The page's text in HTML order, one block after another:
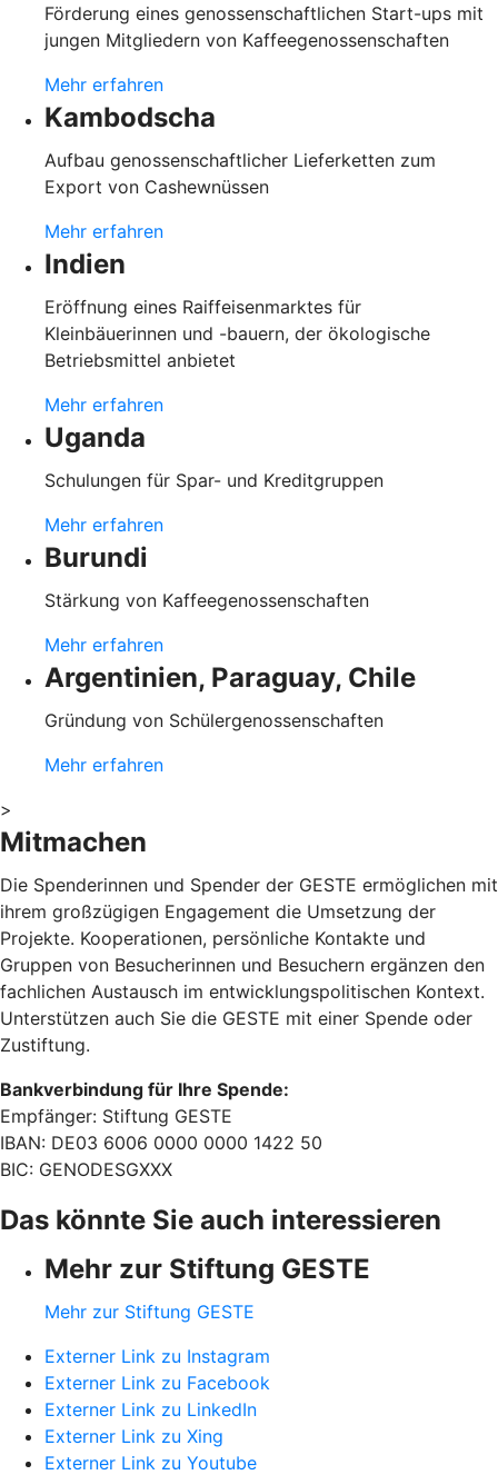
Förderung eines genossenschaftlichen Start-ups mit
jungen Mitgliedern von Kaffeegenossenschaften
Mehr erfahren
Kambodscha
Aufbau genossenschaftlicher Lieferketten zum
Export von Cashewnüssen
Mehr erfahren
Indien
Eröffnung eines Raiffeisenmarktes für
Kleinbäuerinnen und -bauern, der ökologische
Betriebsmittel anbietet
Mehr erfahren
Uganda
Schulungen für Spar- und Kreditgruppen
Mehr erfahren
Burundi
Stärkung von Kaffeegenossenschaften
Mehr erfahren
Argentinien, Paraguay, Chile
Gründung von Schülergenossenschaften
Mehr erfahren
>
Mitmachen
Die Spenderinnen und Spender der GESTE ermöglichen mit
ihrem großzügigen Engagement die Umsetzung der
Projekte. Kooperationen, persönliche Kontakte und
Gruppen von Besucherinnen und Besuchern ergänzen den
fachlichen Austausch im entwicklungspolitischen Kontext.
Unterstützen auch Sie die GESTE mit einer Spende oder
Zustiftung.
Bankverbindung für Ihre Spende:
Empfänger: Stiftung GESTE
IBAN: DE03 6006 0000 0000 1422 50
BIC: GENODESGXXX
Das könnte Sie auch interessieren
Mehr zur Stiftung GESTE
Mehr zur Stiftung GESTE
Externer Link zu Instagram
Externer Link zu Facebook
Externer Link zu LinkedIn
Externer Link zu Xing
Externer Link zu Youtube